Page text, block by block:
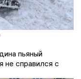
пьяный
не справился с